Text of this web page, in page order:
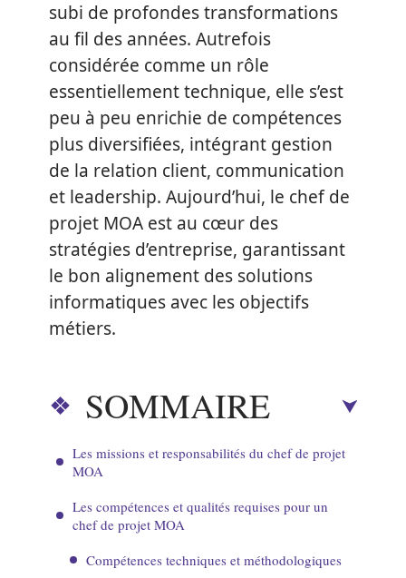
subi de profondes transformations
au fil des années. Autrefois
considérée comme un rôle
essentiellement technique, elle s’est
peu à peu enrichie de compétences
plus diversifiées, intégrant gestion
de la relation client, communication
et leadership. Aujourd’hui, le chef de
projet MOA est au cœur des
stratégies d’entreprise, garantissant
le bon alignement des solutions
informatiques avec les objectifs
métiers.
SOMMAIRE
Les missions et responsabilités du chef de projet
MOA
Les compétences et qualités requises pour un
chef de projet MOA
Compétences techniques et méthodologiques